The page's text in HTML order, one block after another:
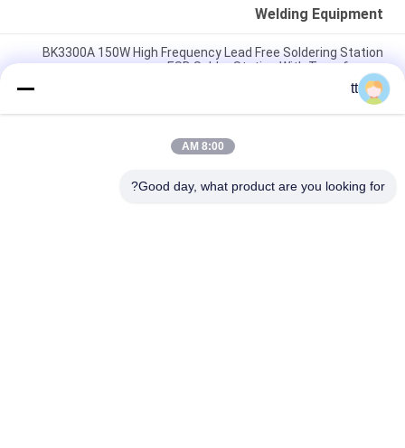
Welding Equipment
BK3300A 150W High Frequency Lead Free Soldering Station
ESD Solder Station With Transformer
200V Welding Flexible Pure Copper Wire Tinned IEC60245-6
Standard
AOYUE 908+ Soldering Station for Repairing Cell Phone with
tt
8:00 AM
Good day, what product are you looking for?